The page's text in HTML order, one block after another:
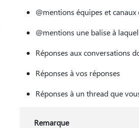
@mentions équipes et
@mentions une balise à
Réponses aux conversations
Réponses à vos réponses
Réponses à un thread que
Remarque